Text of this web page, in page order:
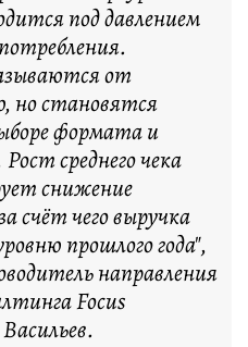
под давлением
от
но становятся
формата и
среднего чека
снижение
счёт чего выручка
прошлого года",
направления
Focus